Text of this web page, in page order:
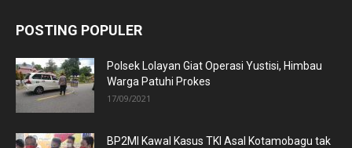
POSTING POPULER
Polsek Lolayan Giat Operasi Yustisi, Himbau
Warga Patuhi Prokes
17/09/2021
BP2MI Kawal Kasus TKI Asal Kotamobagu tak